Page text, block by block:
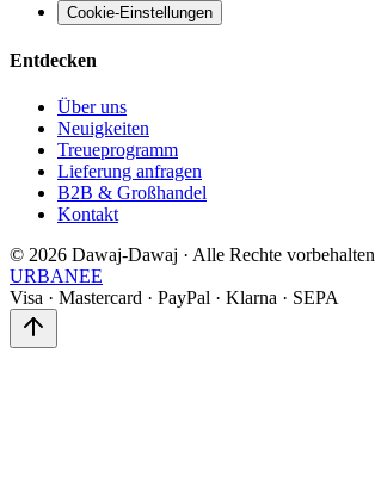
Cookie-Einstellungen
Entdecken
Über uns
Neuigkeiten
Treueprogramm
Lieferung anfragen
B2B & Großhandel
Kontakt
© 2026 Dawaj-Dawaj · Alle Rechte vorbehalten
URBANEE
Visa · Mastercard · PayPal · Klarna · SEPA